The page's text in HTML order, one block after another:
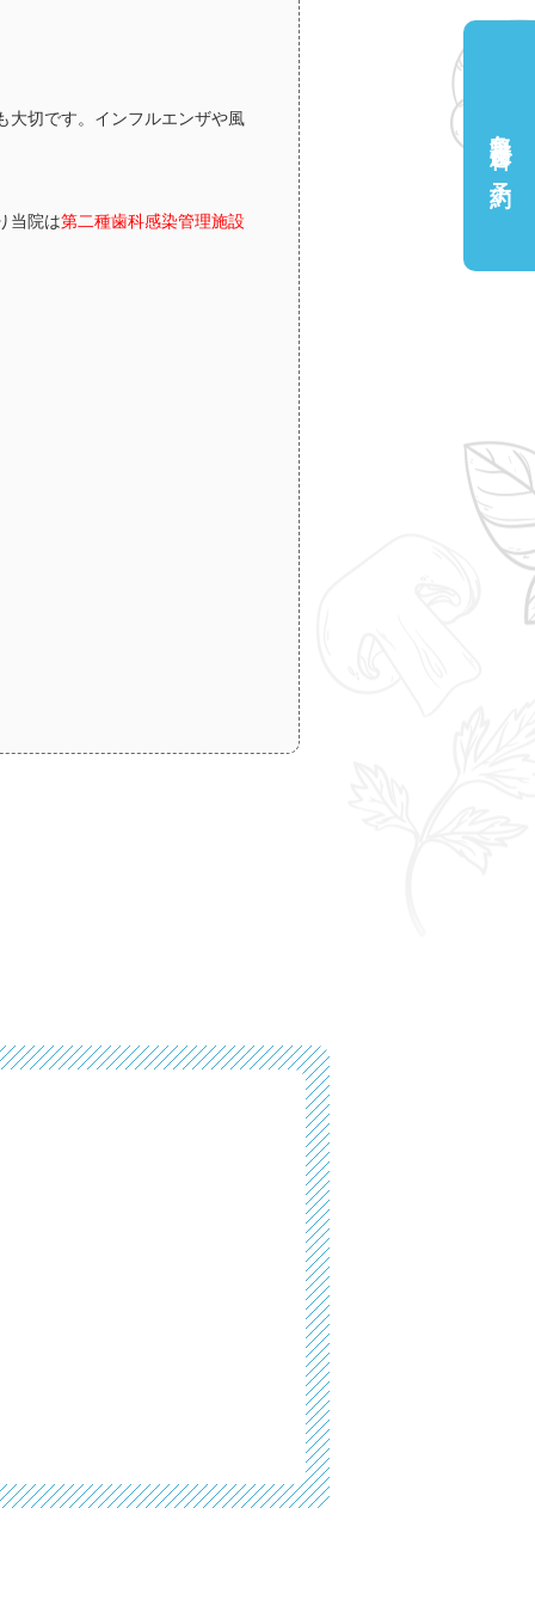
切です。 インフルエンザや風
当院は第二種歯科感染管理施設
角野歯科ご予約